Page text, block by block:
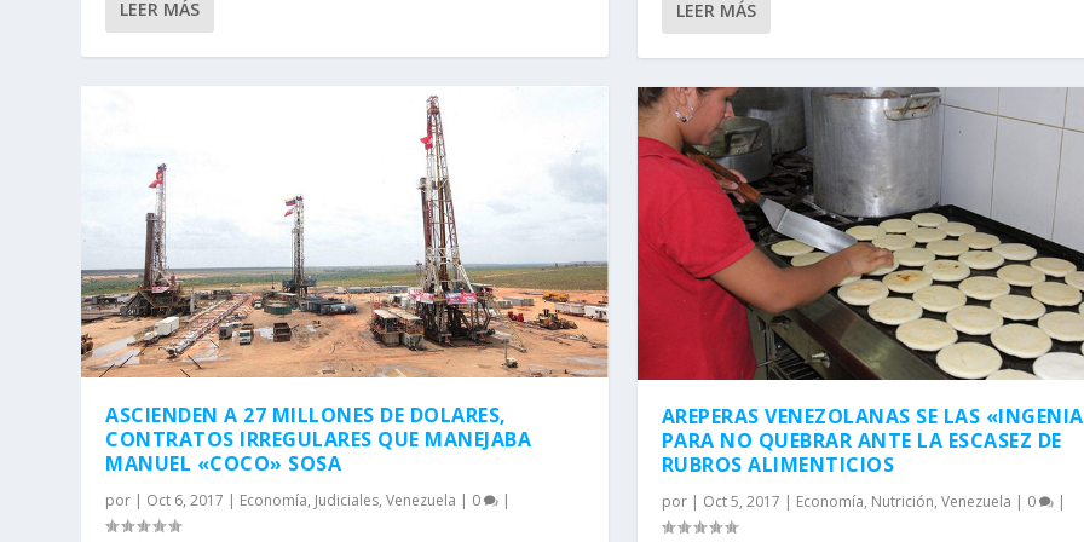
LEER MÁS
ASCIENDEN A 27 MILLONES DE DOLARES,
CONTRATOS IRREGULARES QUE MANEJABA
MANUEL «COCO» SOSA
por | Oct 6, 2017 | Economía, Judiciales,Venezuela | 0 |
LEER MÁS
AREPERAS VENEZOLANAS SE LAS
PARA NO QUEBRAR ANTE LA ESCASEZ DE
RUBROS ALIMENTICIOS
por | Oct 5, 2017 | Economía, Nutrición, Venezuela | 0 |